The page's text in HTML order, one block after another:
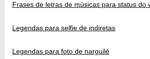
Frases de letras de músicas para status do
Legendas para selfie de indiretas
Legendas para foto de narguilé